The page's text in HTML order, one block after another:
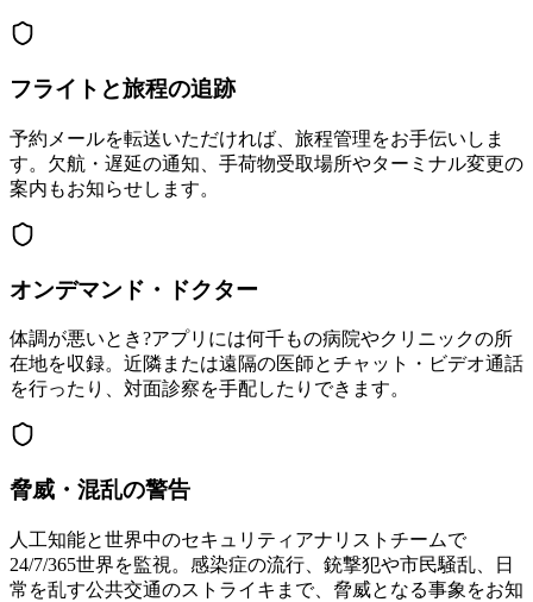
フライトと旅程の追跡
予約メールを転送いただければ、旅程管理をお手伝いしま
す。欠航・遅延の通知、手荷物受取場所やターミナル変更の
案内もお知らせします。
オンデマンド・ドクター
体調が悪いとき?アプリには何千もの病院やクリニックの所
在地を収録。近隣または遠隔の医師とチャット・ビデオ通話
を行ったり、対面診察を手配したりできます。
脅威・混乱の警告
人工知能と世界中のセキュリティアナリストチームで
24/7/365世界を監視。感染症の流行、銃撃犯や市民騒乱、日
常を乱す公共交通のストライキまで、脅威となる事象をお知